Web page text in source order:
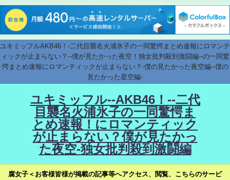
ユキミッフルAKB46！-二代目襲名火浦氷子の一同驚愕まとめ速報にロマンテ
ィックが止まらない？--僕が見たかった夜空！独女批判殺到激闘編--の一同驚
愕まとめ速報にロマンティックが止まらない？-僕の見たかった夜空編--僕の
見たかった星空編-
ユキミッフル--AKB46！--二代
目襲名火浦氷子の一同驚愕ま
とめ速報！にロマンティック
が止まらない？僕が見たかっ
た夜空-独女批判殺到激闘編
腐女子＜お客様皆様が掲載の記事等へアクセス、閲覧、こちらのサービ